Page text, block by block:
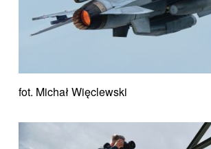
fot. Michał Więclewski